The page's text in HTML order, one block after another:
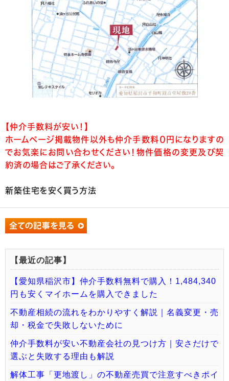
【仲介手数料が安い！】
ホームページ掲載物件以外も仲介手数料０円になりますの
でお気楽にお問い合わせください！物件価格の変更及び契
約済の場合はご了承ください。
新築住宅を安く買う方法
【最近の記事】
【愛知県稲沢市】仲介手数料無料で購入！1,484,340
円も安くマイホームを購入できました
不動産相続の流れをわかりやすく解説｜名義変更・売
却・税金で失敗しないために
仲介手数料が安い不動産会社の見つけ方｜安さだけで
選ぶと失敗する理由も解説
解体工事「更地渡し」の不動産売買で注意すべきポイ